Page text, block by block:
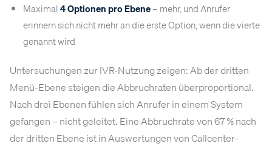
Maximal4 Optionen pro Ebene– mehr, und Anrufer
erinnern sich nicht mehr an die erste Option, wenn die vierte
genannt wird
Untersuchungen zur IVR-Nutzung zeigen: Ab der dritten
Menü-Ebene steigen die Abbruchraten überproportional.
Nach drei Ebenen fühlen sich Anrufer in einem System
gefangen – nicht geleitet. Eine Abbruchrate von 67 % nach
der dritten Ebene ist in Auswertungen von Callcenter-